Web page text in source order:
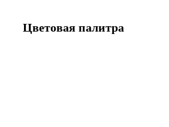
Цветовая палитра